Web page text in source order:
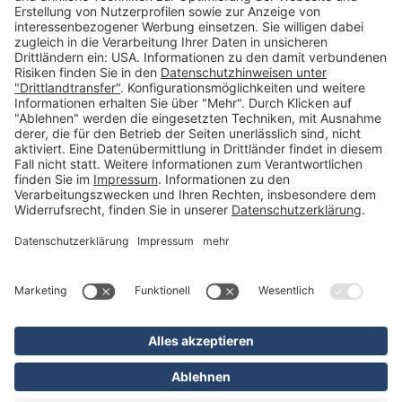
Kategorien
Betriebsorganisation (52)
Schlüsselorganisation (140)
Reifenorganisation (35)
Werkstattorganisation (166)
Preisauszeichnung und Preisdisplays (35)
Formulare KFZ und Werkstatt (34)
Kennzeichenhalter (49)
KFZ-Verkauf und KFZ-Präsentation (19)
Aussenwerbung (47)
Prospektpräsentation, Infosysteme (29)
Werbeartikel und Give-Aways (212)
SALES OFF (14)
Ausgezeichnet
* Alle Preise inkl. deutscher MwSt., zzgl. Versandkosten
** Unverbindliche Preisempfehlung des Herstellers
*** Nur Standardversand innerhalb Deutschlands